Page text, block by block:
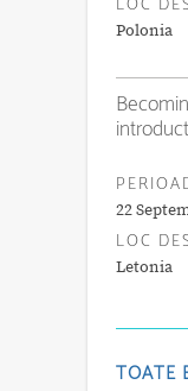
Polonia
22
LOC
Letonia
TOATE